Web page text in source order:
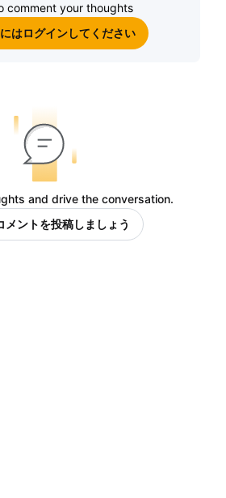
comment your thoughts
はログインしてください
and drive the conversation.
メントを投稿しましょう